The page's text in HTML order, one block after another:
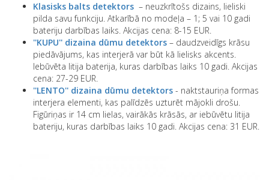
Klasisks balts detektors – neuzkrītošs dizains, lieliski
pilda savu funkciju. Atkarībā no modeļa – 1; 5 vai 10 gadi
bateriju darbības laiks. Akcijas cena: 8-15 EUR.
''KUPU'' dizaina dūmu detektors – daudzveidīgs krāsu
piedāvājums, kas interjerā var būt kā lielisks akcents.
Iebūvēta litija baterija, kuras darbības laiks 10 gadi. Akcijas
cena: 27-29 EUR.
''LENTO'' dizaina dūmu detektors - naktstauriņa formas
interjera elementi, kas palīdzēs uzturēt mājokli drošu.
Figūriņas ir 14 cm lielas, vairākās krāsās, ar iebūvētu litija
bateriju, kuras darbības laiks 10 gadi. Akcijas cena: 31 EUR.